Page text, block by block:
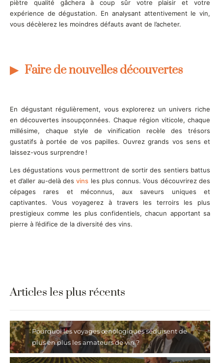
piètre qualité gâchera à coup sûr votre plaisir et votre
expérience de dégustation. En analysant attentivement le vin,
vous décèlerez les moindres défauts avant de l’acheter.
Faire de nouvelles découvertes
En dégustant régulièrement, vous explorerez un univers riche
en découvertes insoupçonnées. Chaque région viticole, chaque
millésime, chaque style de vinification recèle des trésors
gustatifs à portée de vos papilles. Ouvrez grands vos sens et
laissez-vous surprendre !
Les dégustations vous permettront de sortir des sentiers battus
et d’aller au-delà desvins les plus connus. Vous découvrirez des
cépages rares et méconnus, aux saveurs uniques et
captivantes. Vous voyagerez à travers les terroirs les plus
prestigieux comme les plus confidentiels, chacun apportant sa
pierre à l’édifice de la diversité des vins.
Articles les plus récents
Pourquoi les voyages œnologiques séduisent de
plus en plus les amateurs de vin ?